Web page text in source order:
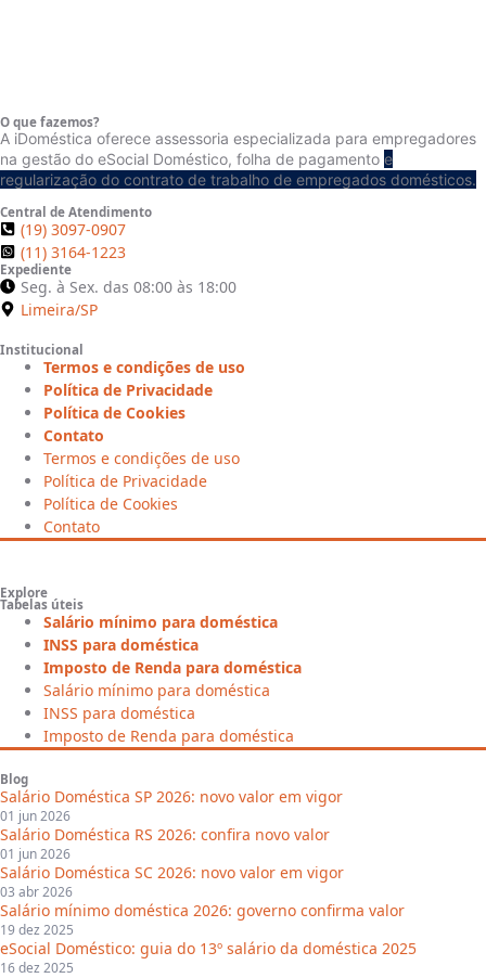
O que fazemos?
A iDoméstica oferece assessoria especializada para empregadores
na gestão do eSocial Doméstico, folha de pagamento e
regularização do contrato de trabalho de empregados domésticos.
Central de Atendimento
(19) 3097-0907
(11) 3164-1223
Expediente
Seg. à Sex. das 08:00 às 18:00
Limeira/SP
Institucional
Termos e condições de uso
Política de Privacidade
Política de Cookies
Contato
Termos e condições de uso
Política de Privacidade
Política de Cookies
Contato
Explore
Tabelas úteis
Salário mínimo para doméstica
INSS para doméstica
Imposto de Renda para doméstica
Salário mínimo para doméstica
INSS para doméstica
Imposto de Renda para doméstica
Blog
Salário Doméstica SP 2026: novo valor em vigor
01 jun 2026
Salário Doméstica RS 2026: confira novo valor
01 jun 2026
Salário Doméstica SC 2026: novo valor em vigor
03 abr 2026
Salário mínimo doméstica 2026: governo confirma valor
19 dez 2025
eSocial Doméstico: guia do 13º salário da doméstica 2025
16 dez 2025